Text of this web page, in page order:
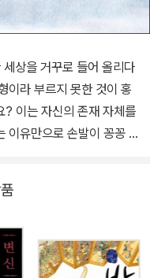
상을 거꾸로 들어 올리다
이라 부르지 못한 것이 홍
? 이는 자신의 존재 자체를
이유만으로 손발이 꽁꽁 묶
불평등의 사회에 균열을
영웅, 홍길동 우리에
공이라기보다 생활 속 보통